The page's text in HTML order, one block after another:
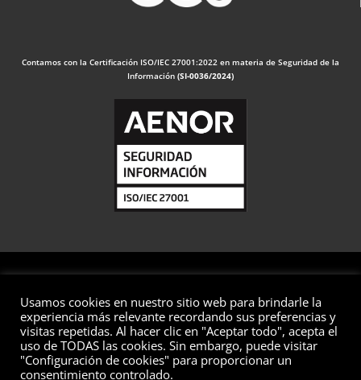
Contamos con la Certificación ISO/IEC 27001:2022 en materia de Seguridad de la
Información (SI-0036/2024)
© 2026 Valuaciones
Todos los derechos reservados
Aviso LegalPolítica de PrivacidadPolítica de Cookies
Usamos cookies en nuestro sitio web para brindarle la
experiencia más relevante recordando sus preferencias y
visitas repetidas. Al hacer clic en "Aceptar todo", acepta el
uso de TODAS las cookies. Sin embargo, puede visitar
"Configuración de cookies" para proporcionar un
consentimiento controlado.